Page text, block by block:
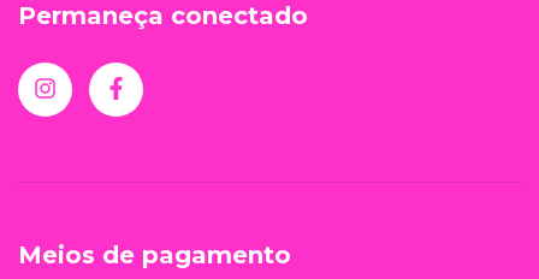
Permaneça conectado
Meios de pagamento